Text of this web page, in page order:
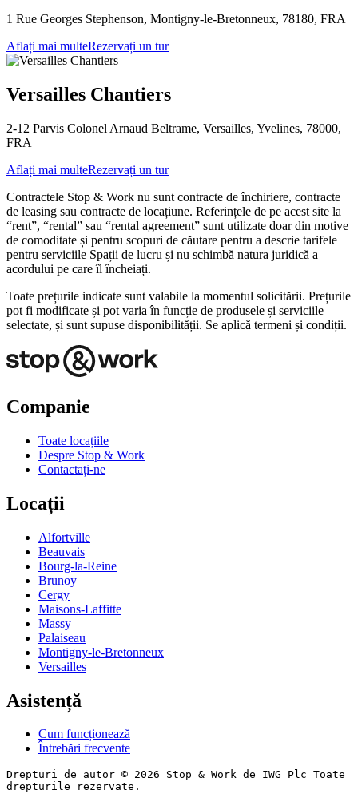
1 Rue Georges Stephenson, Montigny-le-Bretonneux, 78180, FRA
Aflați mai multeRezervați un tur
Versailles Chantiers
2-12 Parvis Colonel Arnaud Beltrame, Versailles, Yvelines, 78000,
FRA
Aflați mai multeRezervați un tur
Contractele Stop & Work nu sunt contracte de închiriere, contracte
de leasing sau contracte de locațiune. Referințele de pe acest site la
“rent”, “rental” sau “rental agreement” sunt utilizate doar din motive
de comoditate și pentru scopuri de căutare pentru a descrie tarifele
pentru serviciile Spații de lucru și nu schimbă natura juridică a
acordului pe care îl încheiați.
Toate prețurile indicate sunt valabile la momentul solicitării. Prețurile
pot fi modificate și pot varia în funcție de produsele și serviciile
selectate, și sunt supuse disponibilității. Se aplică termeni și condiții.
Companie
Toate locațiile
Despre Stop & Work
Contactați-ne
Locații
Alfortville
Beauvais
Bourg-la-Reine
Brunoy
Cergy
Maisons-Laffitte
Massy
Palaiseau
Montigny-le-Bretonneux
Versailles
Asistență
Cum funcționează
Întrebări frecvente
Drepturi de autor © 2026 Stop & Work de IWG Plc Toate
drepturile rezervate.